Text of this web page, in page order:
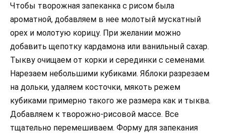
Чтобы творожная запеканка с рисом была
ароматной, добавляем в нее молотый мускатный
орех и молотую корицу. При желании можно
добавить щепотку кардамона или ванильный сахар.
Тыкву очищаем от корки и серединки с семенами.
Нарезаем небольшими кубиками. Яблоки разрезаем
на дольки, удаляем косточки, мякоть режем
кубиками примерно такого же размера как и тыква.
Добавляем к творожно-рисовой массе. Все
тщательно перемешиваем. Форму для запекания